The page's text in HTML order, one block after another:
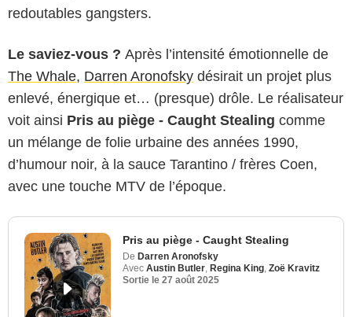
redoutables gangsters.
Le saviez-vous ? Après l’intensité émotionnelle de
The Whale, Darren Aronofsky désirait un projet plus
enlevé, énergique et… (presque) drôle. Le réalisateur
voit ainsi Pris au piège - Caught Stealing comme
un mélange de folie urbaine des années 1990,
d’humour noir, à la sauce Tarantino / frères Coen,
avec une touche MTV de l’époque.
Pris au piège - Caught Stealing
De Darren Aronofsky
Avec Austin Butler Regina King Zoë Kravitz
Sortie le 27 août 2025